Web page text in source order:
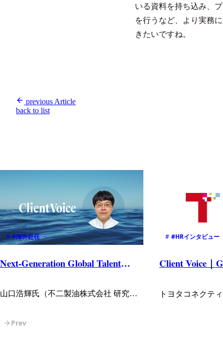
いる資料を持ち込み、
を行うなど、より実務
きたいですね。
previous Article
back to list
# #海外赴任
Next-Generation Global Talent
山口浩輝氏（不二製油株式会社 研究開
部門）
# #HRインタビュー
Client Voice｜
トヨタコネクテ
Prev